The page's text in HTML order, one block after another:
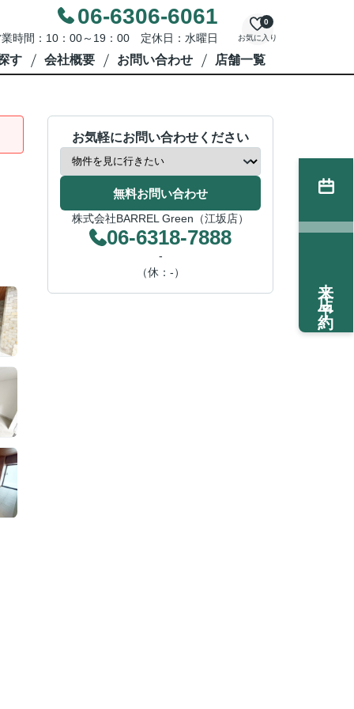
06-6306-6061
時間：10：00～19：00 定休日：水曜日 お気に入り
0
す 会社概要 お問い合わせ 店舗一覧
お気軽にお問い合わせください
無料お問い合わせ
株式会社BARREL Green（江坂店）
06-6318-7888
-
（休：-）
来店予約